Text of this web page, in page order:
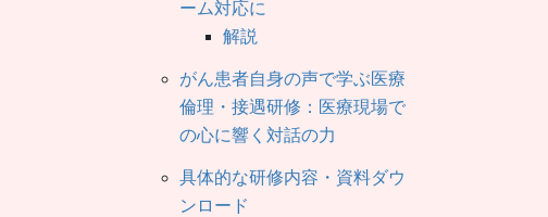
ーム対応に
解説
がん患者自身の声で学ぶ医療
倫理・接遇研修：医療現場で
の心に響く対話の力
具体的な研修内容・資料ダウ
ンロード